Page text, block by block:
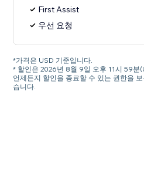
First Assist
우선 요청
*가격은 USD 기준입니다.
* 할인은 2026년 8월 9일 오후 11시 59분
언제든지 할인을 종료할 수 있는 권한을
습니다.